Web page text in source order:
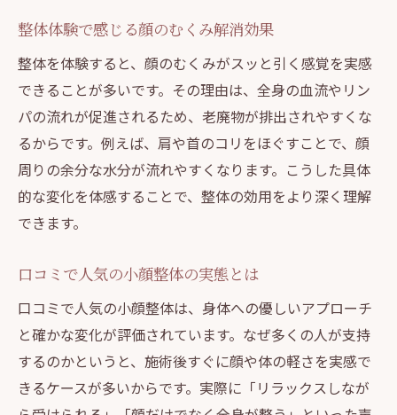
整体体験で感じる顔のむくみ解消効果
整体を体験すると、顔のむくみがスッと引く感覚を実感
できることが多いです。その理由は、全身の血流やリン
パの流れが促進されるため、老廃物が排出されやすくな
るからです。例えば、肩や首のコリをほぐすことで、顔
周りの余分な水分が流れやすくなります。こうした具体
的な変化を体感することで、整体の効用をより深く理解
できます。
口コミで人気の小顔整体の実態とは
口コミで人気の小顔整体は、身体への優しいアプローチ
と確かな変化が評価されています。なぜ多くの人が支持
するのかというと、施術後すぐに顔や体の軽さを実感で
きるケースが多いからです。実際に「リラックスしなが